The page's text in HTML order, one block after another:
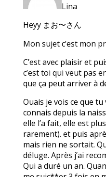
Lina
Heyy まお〜さん
Mon sujet c’est mon
C’est avec plaisir et
c’est toi qui veut pas
que ça peut arriver à
Ouais je vois ce que
connais depuis la
elle l’a fait, elle est
rarement). et puis
mais rien ne sortait.
déluge. Après j’ai
Qui a duré un an.